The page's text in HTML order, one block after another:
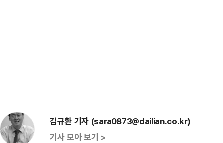
김규환 기자 (sara0873@dailian.co.kr)
기사 모아 보기 >